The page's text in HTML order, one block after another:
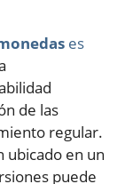
es
de las
regular.
ubicado en un
puede